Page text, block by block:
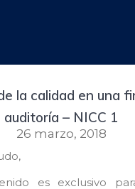
la calidad en una
auditoría – NICC 1
26 marzo, 2018
es exclusivo